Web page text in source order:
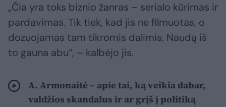
„Čia yra toks biznio žanras – serialo kūrimas ir
pardavimas. Tik tiek, kad jis ne filmuotas, o
dozuojamas tam tikromis dalimis. Naudą iš
to gauna abu“, – kalbėjo jis.
A. Armonaitė – apie tai, ką veikia dabar,
valdžios skandalus ir ar grįš į politiką